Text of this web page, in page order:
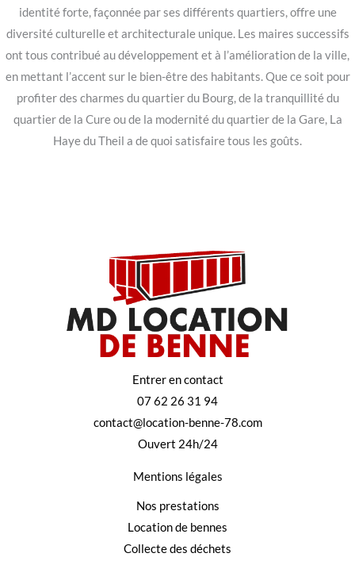
identité forte, façonnée par ses différents quartiers, offre une
diversité culturelle et architecturale unique. Les maires successifs
ont tous contribué au développement et à l’amélioration de la ville,
en mettant l’accent sur le bien-être des habitants. Que ce soit pour
profiter des charmes du quartier du Bourg, de la tranquillité du
quartier de la Cure ou de la modernité du quartier de la Gare, La
Haye du Theil a de quoi satisfaire tous les goûts.
Entrer en contact
07 62 26 31 94
contact@location-benne-78.com
Ouvert 24h/24
Mentions légales
Nos prestations
Location de bennes
Collecte des déchets